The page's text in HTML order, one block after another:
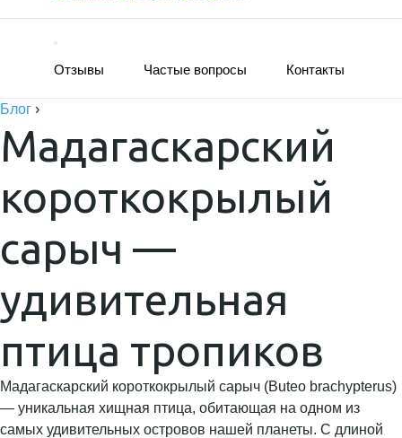
Отзывы Частые вопросы Контакты
Блог ›
Мадагаскарский
короткокрылый
сарыч —
удивительная
птица тропиков
Мадагаскарский короткокрылый сарыч (Buteo brachypterus)
— уникальная хищная птица, обитающая на одном из
самых удивительных островов нашей планеты. С длиной